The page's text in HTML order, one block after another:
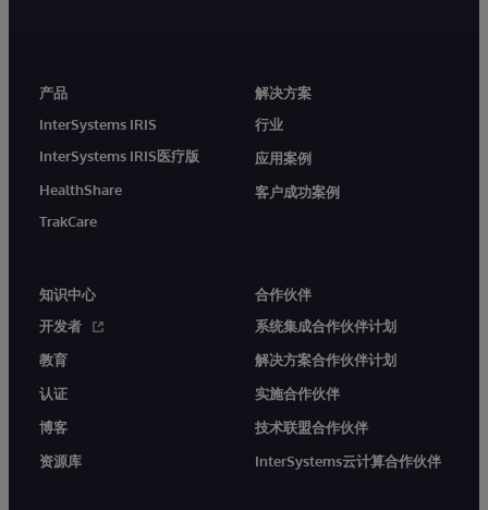
产品
InterSystems IRIS
InterSystems IRIS医疗版
HealthShare
TrakCare
解决方案
行业
应用案例
客户成功案例
知识中心
开发者
教育
认证
博客
资源库
合作伙伴
系统集成合作伙伴计划
解决方案合作伙伴计划
实施合作伙伴
技术联盟合作伙伴
InterSystems云计算合作伙伴